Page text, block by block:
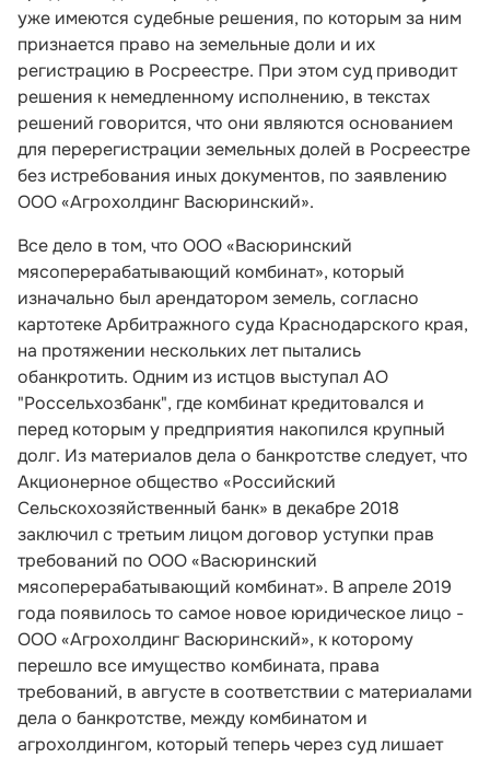
уже имеются судебные решения, по которым за ним
признается право на земельные доли и их
регистрацию в Росреестре. При этом суд приводит
решения к немедленному исполнению, в текстах
решений говорится, что они являются основанием
для перерегистрации земельных долей в Росреестре
без истребования иных документов, по заявлению
ООО «Агрохолдинг Васюринский».
Все дело в том, что ООО «Васюринский
мясоперерабатывающий комбинат», который
изначально был арендатором земель, согласно
картотеке Арбитражного суда Краснодарского края,
на протяжении нескольких лет пытались
обанкротить. Одним из истцов выступал АО
"Россельхозбанк", где комбинат кредитовался и
перед которым у предприятия накопился крупный
долг. Из материалов дела о банкротстве следует, что
Акционерное общество «Российский
Сельскохозяйственный банк» в декабре 2018
заключил с третьим лицом договор уступки прав
требований по ООО «Васюринский
мясоперерабатывающий комбинат». В апреле 2019
года появилось то самое новое юридическое лицо -
ООО «Агрохолдинг Васюринский», к которому
перешло все имущество комбината, права
требований, в августе в соответствии с материалами
дела о банкротстве, между комбинатом и
агрохолдингом, который теперь через суд лишает